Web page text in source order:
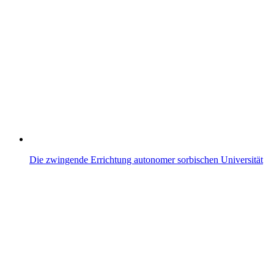
Die zwingende Errichtung autonomer sorbischen Universität